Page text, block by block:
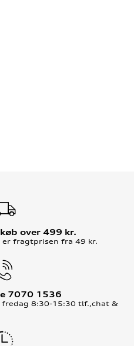
over 499 kr.
er fragtprisen fra 49 kr.
7070 1536
8:30-15:30 tlf.,chat &